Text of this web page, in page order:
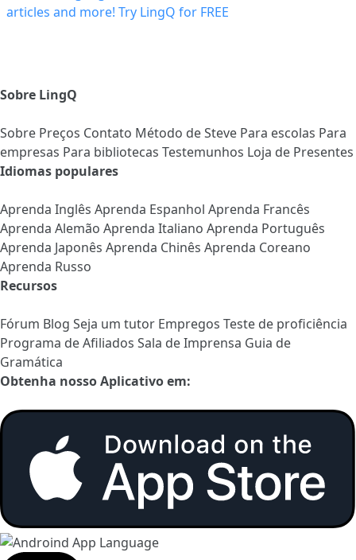
Sobre LingQ
Sobre Preços Contato Método de Steve Para escolas Para
empresas Para bibliotecas Testemunhos Loja de Presentes
Idiomas populares
Aprenda Inglês Aprenda Espanhol Aprenda Francês
Aprenda Alemão Aprenda Italiano Aprenda Português
Aprenda Japonês Aprenda Chinês Aprenda Coreano
Aprenda Russo
Recursos
Fórum Blog Seja um tutor Empregos Teste de proficiência
Programa de Afiliados Sala de Imprensa Guia de
Gramática
Obtenha nosso Aplicativo em: